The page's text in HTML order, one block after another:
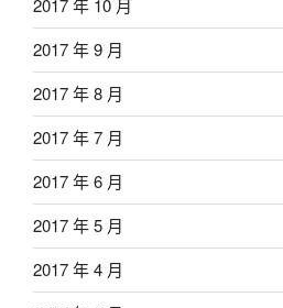
2017 年 10 月
2017 年 9 月
2017 年 8 月
2017 年 7 月
2017 年 6 月
2017 年 5 月
2017 年 4 月